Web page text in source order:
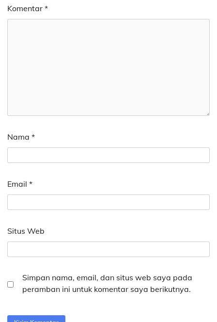
Komentar *
Nama *
Email *
Situs Web
Simpan nama, email, dan situs web saya pada
peramban ini untuk komentar saya berikutnya.